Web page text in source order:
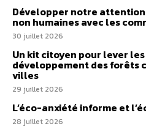
Développer notre
non humaines avec les
30 juillet 2026
Un kit citoyen pour lever
développement des forêts
villes
29 juillet 2026
L’éco-anxiété informe et
28 juillet 2026